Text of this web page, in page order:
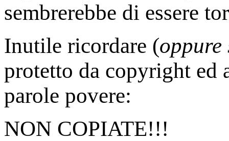
sembrerebbe di essere
Inutile ricordare (oppure
protetto da copyright
parole povere:
NON COPIATE!!!